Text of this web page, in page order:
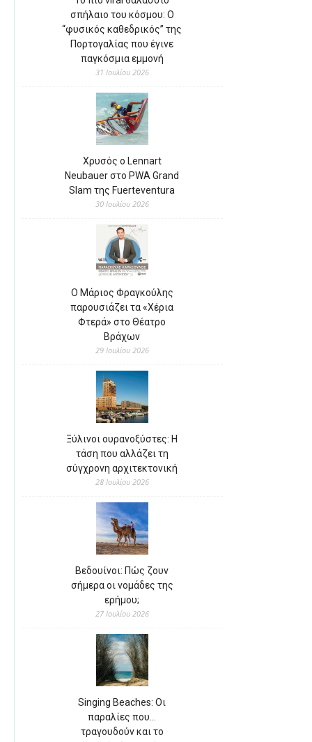
σπήλαιο του κόσμου: Ο
“φυσικός καθεδρικός” της
Πορτογαλίας που έγινε
παγκόσμια εμμονή
31 Ιουλίου 2026
Χρυσός ο Lennart
Neubauer στο PWA Grand
Slam της Fuerteventura
30 Ιουλίου 2026
Ο Μάριος Φραγκούλης
παρουσιάζει τα «Χέρια
Φτερά» στο Θέατρο
Βράχων
29 Ιουλίου 2026
Ξύλινοι ουρανοξύστες: Η
τάση που αλλάζει τη
σύγχρονη αρχιτεκτονική
28 Ιουλίου 2026
Βεδουίνοι: Πώς ζουν
σήμερα οι νομάδες της
ερήμου;
27 Ιουλίου 2026
Singing Beaches: Οι
παραλίες που…
τραγουδούν και το